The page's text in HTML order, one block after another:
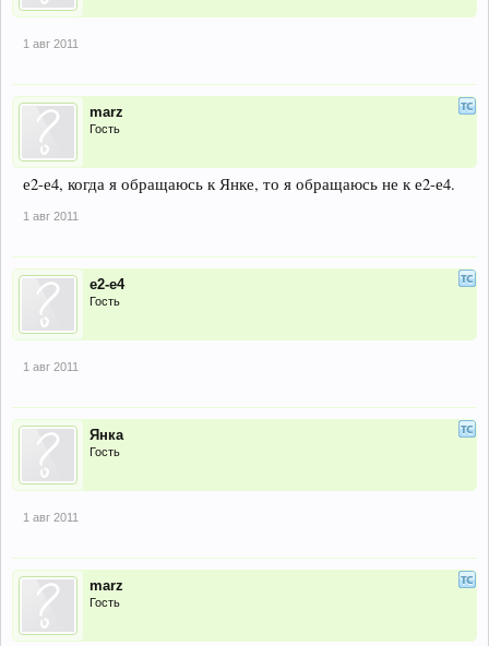
1 авг 2011
marz
Гость
е2-е4, когда я обращаюсь к Янке, то я обращаюсь не к е2-е4.
1 авг 2011
е2-е4
Гость
1 авг 2011
Янка
Гость
1 авг 2011
marz
Гость